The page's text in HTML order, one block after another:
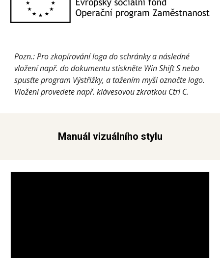
Pozn.: Pro zkopírování loga do schránky a následné
vložení např. do dokumentu stiskněte Win Shift S nebo
spusťte program Výstřižky, a tažením myši označte logo.
Vložení provedete např. klávesovou zkratkou Ctrl C.
Manuál vizuálního stylu